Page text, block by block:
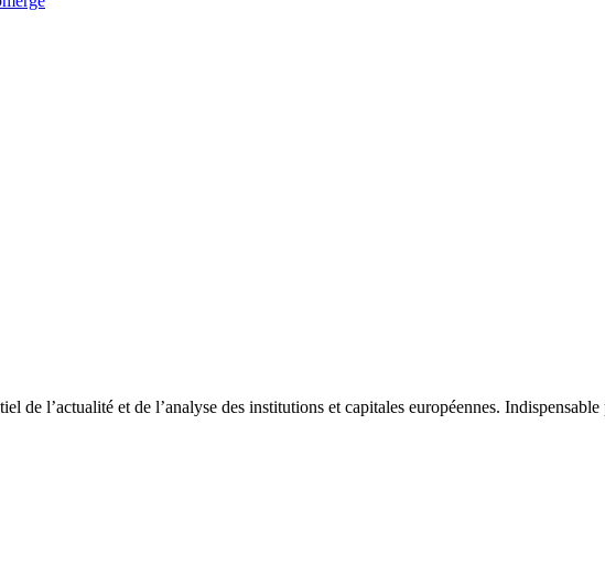
de l’actualité et de l’analyse des institutions et capitales européennes.